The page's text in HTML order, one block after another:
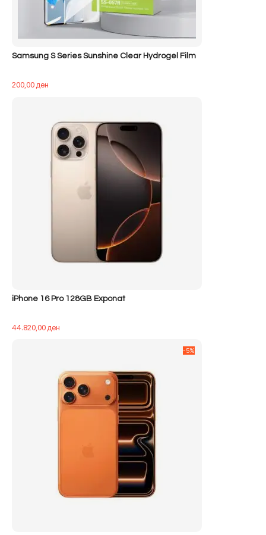
Samsung S Series Sunshine Clear Hydrogel Film
200,00ден
iPhone 16 Pro 128GB Exponat
44.820,00ден
-5%